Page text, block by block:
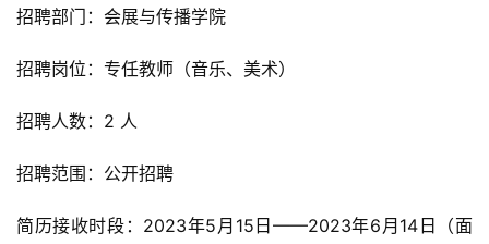
招聘部门：会展与传播学院
招聘岗位：专任教师（音乐、美术）
招聘人数：2 人
招聘范围：公开招聘
简历接收时段：2023年5月15日——2023年6月14日（面